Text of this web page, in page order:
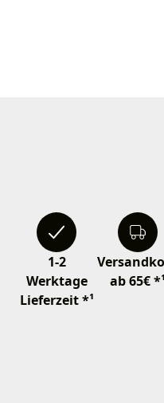
1-2
Werktage
Lieferzeit *¹
ab 65€ *¹